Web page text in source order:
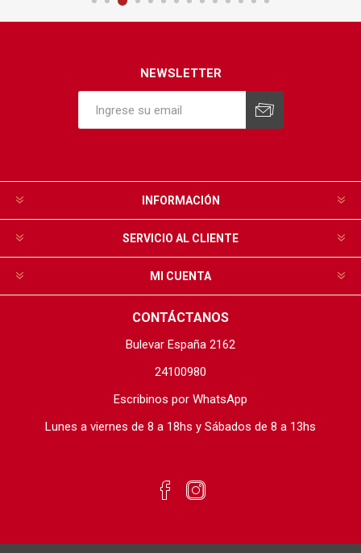
NEWSLETTER
INFORMACIÓN
SERVICIO AL CLIENTE
MI CUENTA
CONTÁCTANOS
Bulevar España 2162
24100980
Escribinos por WhatsApp
Lunes a viernes de 8 a 18hs y Sábados de 8 a 13hs